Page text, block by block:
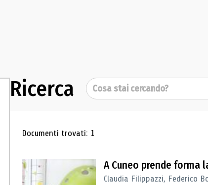
Ricerca Cerca
Risultati di ricerca
Documenti trovati: 1
A Cuneo prende forma
Claudia Filippazzi, Federico